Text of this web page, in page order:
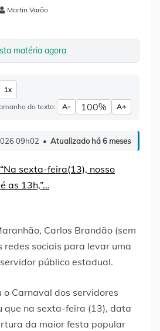
Martin Varão
matéria agora
1x
do texto: A- 100% A+
09h02 • Atualizado há 6 meses
Carlos Brandão (sem
redes sociais para levar uma
público estadual.
Carnaval dos servidores
que na sexta-feira (13), data
da maior festa popular